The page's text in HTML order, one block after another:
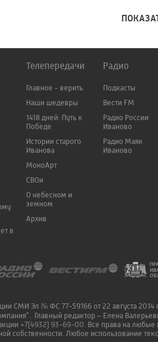
в
Телепередачи
Главное - верить
Наши шедевры
1418 дней: Путь к
Победе
Истории старого
Иванова
МоноАрт
СВОи
О небесном и
земном
Архив
Радио
Подкасты
Вести FM
Радио России
Иваново
Радио Маяк
Иваново
СМИ Эл № ФС 77-59166 от 22 августа 2014
Главный редактор – Елена
+7(4932) 93-69-00 . Все права на
собственности. Любое использование